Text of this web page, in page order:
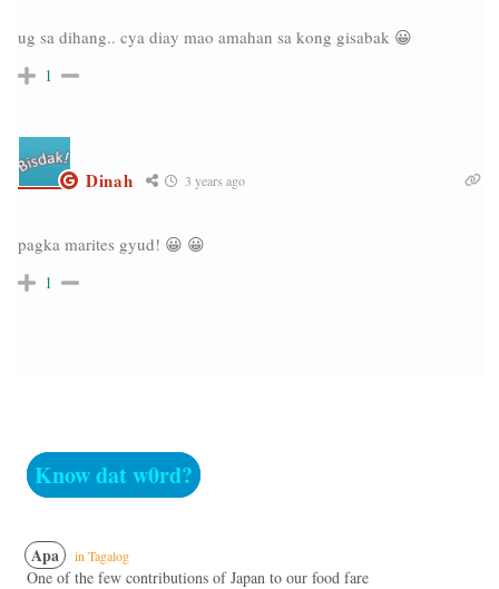
ug sa dihang.. cya diay mao amahan sa kong gisabak 😀
1
Dinah 3 years ago
pagka marites gyud! 😀 😀
1
Know dat w0rd?
Apa in Tagalog
One of the few contributions of Japan to our food fare